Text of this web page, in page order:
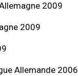
2009
2009
Allemande 2006